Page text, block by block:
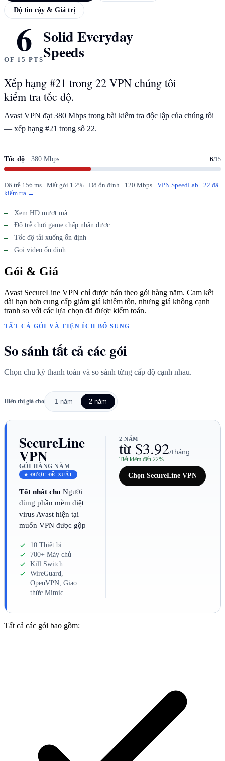
Độ tin cậy & Giá trị
KẾT QUẢ KIỂM TRA TỐC ĐỘ
6
OF 15 PTS
Solid Everyday
Speeds
Xếp hạng #21 trong 22 VPN chúng tôi
kiểm tra tốc độ.
Avast VPN đạt 380 Mbps trong bài kiểm tra độc lập của chúng tôi
— xếp hạng #21 trong số 22.
Tốc độ · 380 Mbps 6/15
Độ trễ 156 ms · Mất gói 1.2% · Độ ổn định ±120 Mbps · VPN SpeedLab · 22 đã
kiểm tra →
Xem HD mượt mà
Độ trễ chơi game chấp nhận được
Tốc độ tải xuống ổn định
Gọi video ổn định
Gói & Giá
Avast SecureLine VPN chỉ được bán theo gói hàng năm. Cam kết
dài hạn hơn cung cấp giảm giá khiêm tốn, nhưng giá không cạnh
tranh so với các lựa chọn đã được kiểm toán.
TẤT CẢ GÓI VÀ TIỆN ÍCH BỔ SUNG
So sánh tất cả các gói
Chọn chu kỳ thanh toán và so sánh từng cấp độ cạnh nhau.
Hiển thị giá cho 1 năm 2 năm
SecureLine
VPN
GÓI HÀNG NĂM
★ ĐƯỢC ĐỀ XUẤT
Tốt nhất cho Người
dùng phần mềm diệt
virus Avast hiện tại
muốn VPN được gộp
10 Thiết bị
700+ Máy chủ
Kill Switch
WireGuard,
OpenVPN, Giao
thức Mimic
2 NĂM
từ $3.92/tháng
Tiết kiệm đến 22%
Chọn SecureLine VPN
Tất cả các gói bao gồm: